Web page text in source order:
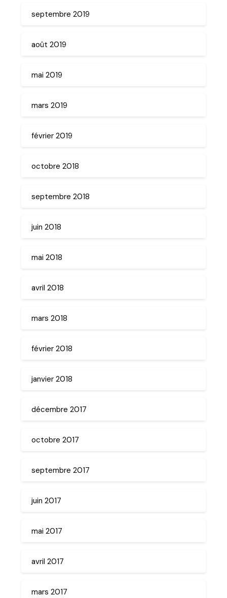
septembre 2019
août 2019
mai 2019
mars 2019
février 2019
octobre 2018
septembre 2018
juin 2018
mai 2018
avril 2018
mars 2018
février 2018
janvier 2018
décembre 2017
octobre 2017
septembre 2017
juin 2017
mai 2017
avril 2017
mars 2017